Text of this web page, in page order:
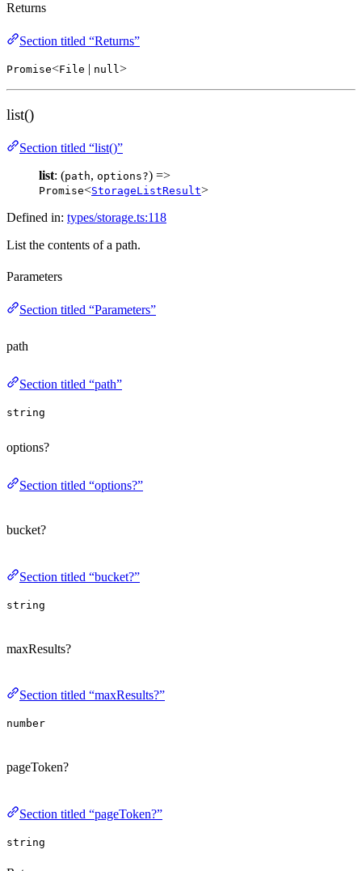
Returns
Section titled “Returns”
Promise<File | null>
list()
Section titled “list()”
list: (path, options?) =>
Promise<StorageListResult>
Defined in: types/storage.ts:118
List the contents of a path.
Parameters
Section titled “Parameters”
path
Section titled “path”
string
options?
Section titled “options?”
bucket?
Section titled “bucket?”
string
maxResults?
Section titled “maxResults?”
number
pageToken?
Section titled “pageToken?”
string